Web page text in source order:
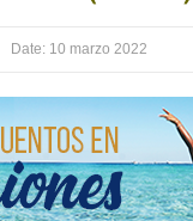
Date: 10 marzo 2022